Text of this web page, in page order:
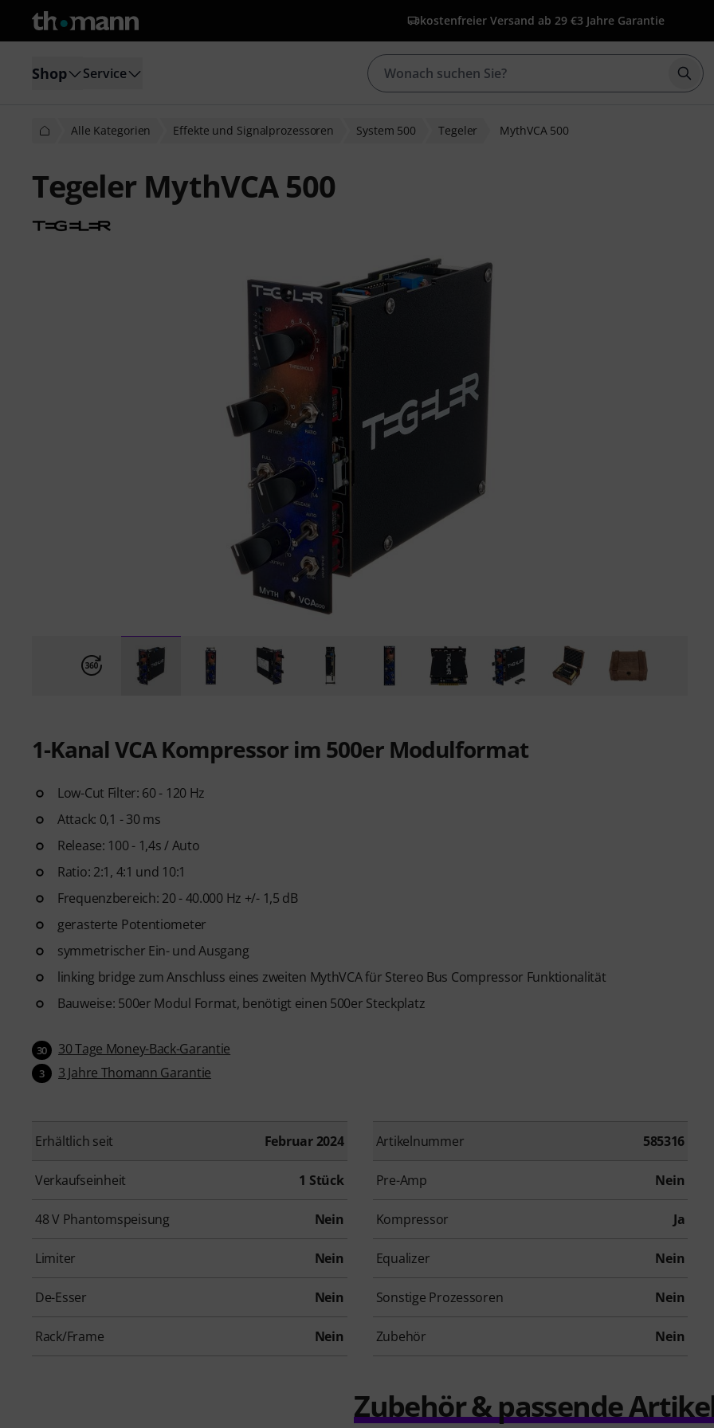
kostenfreier Versand ab 29 €3 Jahre Garantie
Shop Service
Alle Kategorien Effekte und Signalprozessoren System 500 Tegeler MythVCA 500
Tegeler MythVCA 500
1-Kanal VCA Kompressor im 500er Modulformat
Low-Cut Filter: 60 - 120 Hz
Attack: 0,1 - 30 ms
Release: 100 - 1,4s / Auto
Ratio: 2:1, 4:1 und 10:1
Frequenzbereich: 20 - 40.000 Hz +/- 1,5 dB
gerasterte Potentiometer
symmetrischer Ein- und Ausgang
linking bridge zum Anschluss eines zweiten MythVCA für Stereo Bus Compressor Funktionalität
Bauweise: 500er Modul Format, benötigt einen 500er Steckplatz
30 30 Tage Money-Back-Garantie
3 3 Jahre Thomann Garantie
Erhältlich seit Februar 2024 Artikelnummer 585316
Verkaufseinheit 1 Stück Pre-Amp Nein
48 V Phantomspeisung Nein Kompressor Ja
Limiter Nein Equalizer Nein
De-Esser Nein Sonstige Prozessoren Nein
Rack/Frame Nein Zubehör Nein
Zubehör & passende